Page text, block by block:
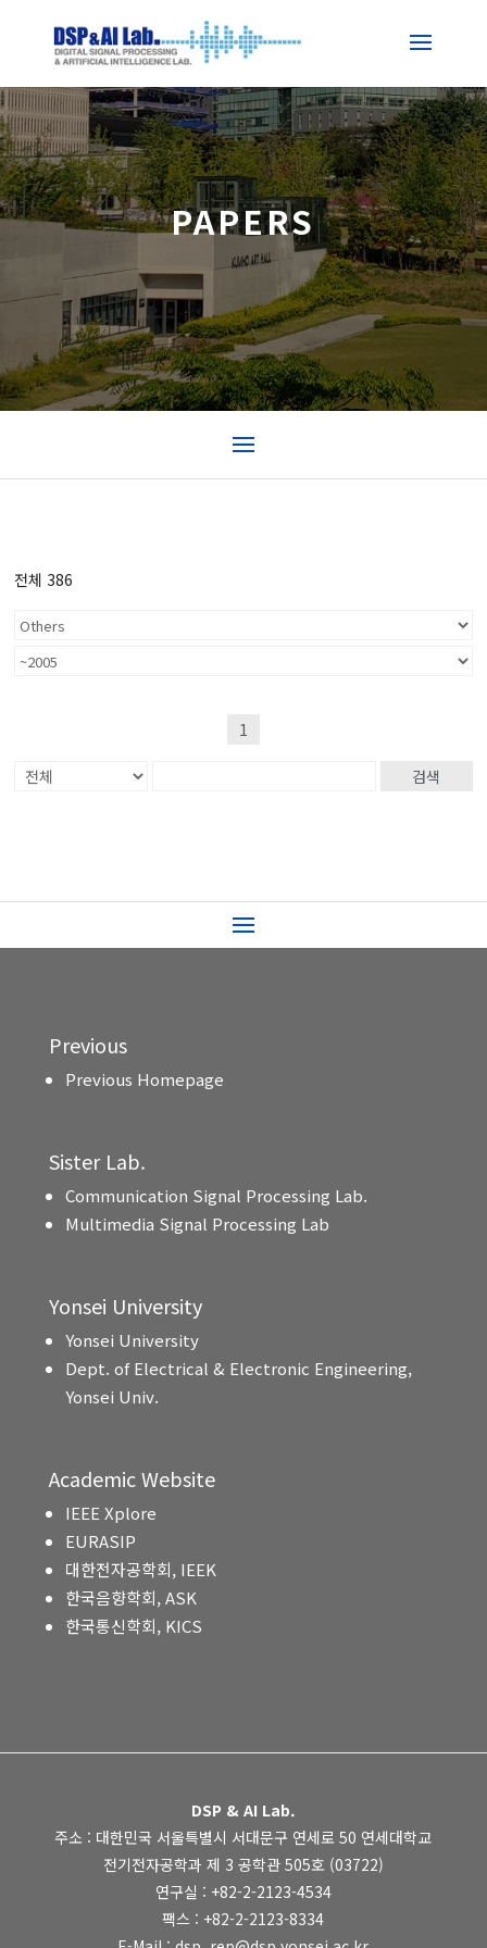
PAPERS
전체 386
1
검색
Previous
Previous Homepage
Sister Lab.
Communication Signal Processing Lab.
Multimedia Signal Processing Lab
Yonsei University
Yonsei University
Dept. of Electrical & Electronic Engineering,
Yonsei Univ.
Academic Website
IEEE Xplore
EURASIP
대한전자공학회, IEEK
한국음향학회, ASK
한국통신학회, KICS
DSP & AI Lab.
주소 : 대한민국 서울특별시 서대문구 연세로 50 연세대학교
전기전자공학과 제 3 공학관 505호 (03722)
연구실 : +82-2-2123-4534
팩스 : +82-2-2123-8334